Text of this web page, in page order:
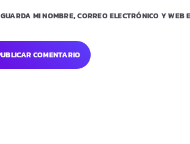
GUARDA MI NOMBRE, CORREO ELECTRÓNICO Y